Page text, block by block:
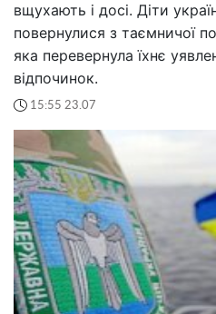
вщухають і досі. Діти
повернулися з таємничої
яка перевернула їхнє
відпочинок.
15:55 23.07